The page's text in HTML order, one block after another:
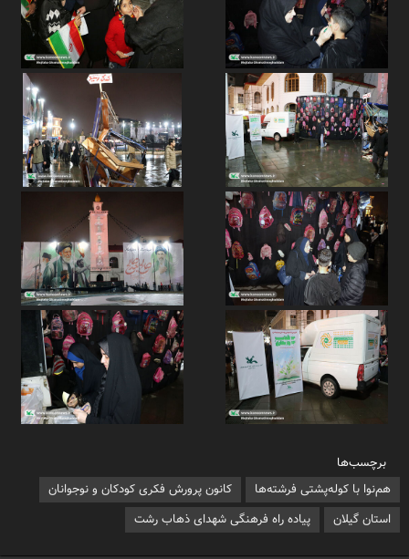
برچسب‌ها
هم‌نوا با کوله‌پشتی فرشته‌ها
کانون پرورش فکری کودکان و نوجوانان
استان گیلان
پیاده راه فرهنگی شهدای ذهاب رشت